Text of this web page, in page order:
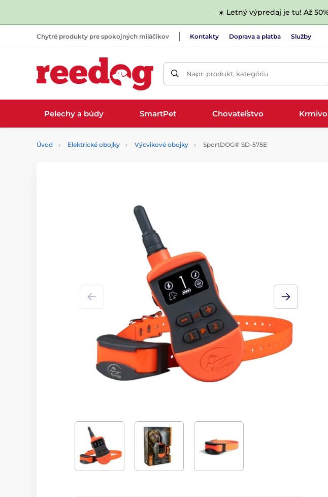
☀️ Letný výpredaj je tu! Až
Chytré produkty pre spokojných miláčikov Kontakty Doprava a platba Služby
Napr. produkt, kategóriu
Pelechy a búdy SmartPet Chovateľstvo Krmivo
Úvod Elektrické obojky Výcvikové obojky SportDOG® SD-575E